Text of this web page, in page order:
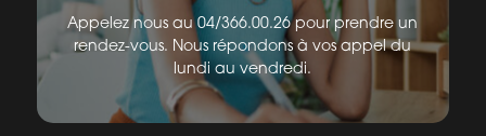
Appelez nous au 04/366.00.26 pour prendre un
rendez-vous. Nous répondons à vos appel du
lundi au vendredi.